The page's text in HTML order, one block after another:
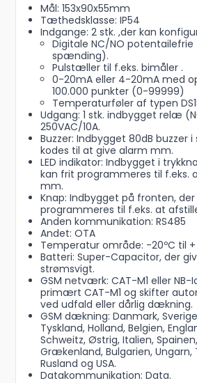
Mål: 153x90x55mm
Tæthedsklasse: IP54
Indgange: 2 stk. ,der kan
Digitale NC/NO
spænding).
Pulstæller til f.eks. bimåler .
0-20mA eller 4-20mA med
100.000 punkter (0-99999)
Temperaturføler af typen
Udgang: 1 stk. indbygget relæ
250VAC/10A.
Buzzer: Indbygget 80dB buzzer
kodes til at give alarm mm.
LED indikator: Indbygget i
kan frit programmeres til f.eks.
mm.
Knap: Indbygget på fronten,
programmeres til f.eks. at
Anden kommunikation: RS485
Andet: OTA
Temperatur område: -20ºC til +
Batteri: Super-Capacitor, der
strømsvigt.
GSM netværk: CAT-M1 eller NB-
primært CAT-M1 og skifter
ved udfald eller dårlig dækning.
GSM dækning: Danmark,
Tyskland, Holland, Belgien,
Schweitz, Østrig, Italien, Spainen,
Grækenland, Bulgarien, Ungarn,
Rusland og USA.
Datakommunikation: Data.